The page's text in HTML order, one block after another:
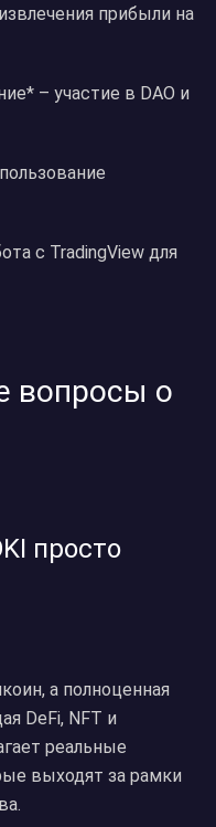
прибыли на
– участие в DAO и
с TradingView для
вопросы о
просто
а полноценная
DeFi, NFT и
реальные
выходят за рамки